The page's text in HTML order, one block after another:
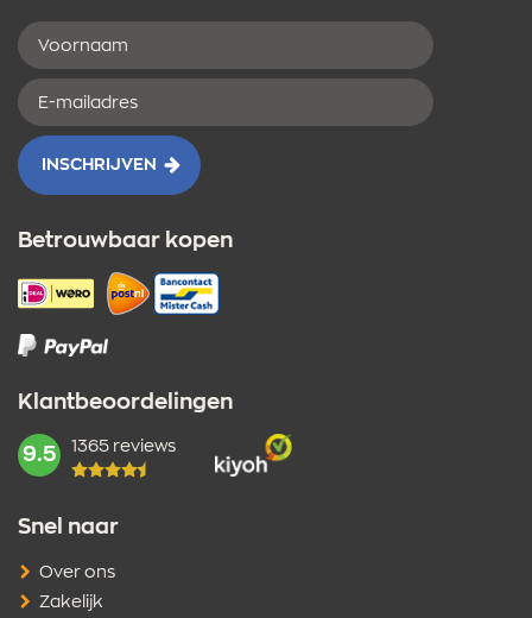
Voornaam
E-
mailadres
INSCHRIJVEN
Betrouwbaar kopen
Klantbeoordelingen
mark:
9.5 1365 reviews
Snel naar
Over ons
Zakelijk